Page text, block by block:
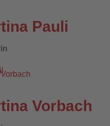
Pauli
Vorbach